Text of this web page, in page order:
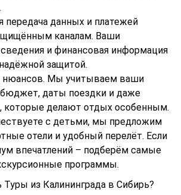
передача данных и платежей
каналам. Ваши
и финансовая информация
защитой.
нюансов. Мы учитываем ваши
бюджет, даты поездки и даже
которые делают отдых особенным.
с детьми, мы предложим
отели и удобный перелёт. Если
впечатлений – подберём самые
программы.
из Калининграда в Сибирь?